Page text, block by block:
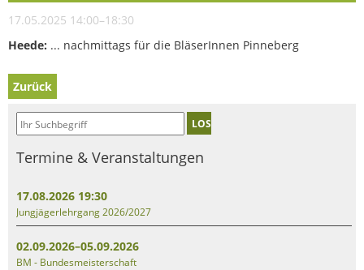
17.05.2025 14:00–18:30
Heede: ... nachmittags für die BläserInnen Pinneberg
Zurück
LOS
Termine & Veranstaltungen
17.08.2026 19:30
Jungjägerlehrgang 2026/2027
02.09.2026–05.09.2026
BM - Bundesmeisterschaft